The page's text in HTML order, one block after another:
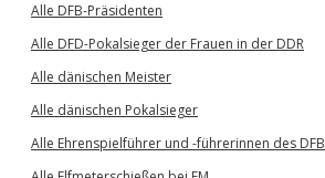
Alle DFB-Präsidenten
Alle DFD-Pokalsieger der Frauen in der DDR
Alle dänischen Meister
Alle dänischen Pokalsieger
Alle Ehrenspielführer und -führerinnen des DFB